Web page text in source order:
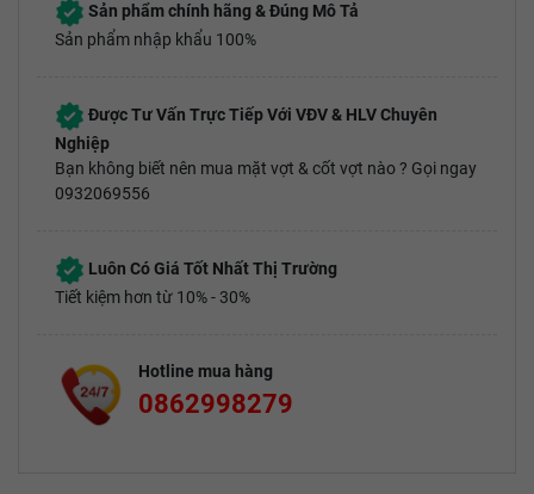
Sản phẩm chính hãng & Đúng Mô Tả
Sản phẩm nhập khẩu 100%
Được Tư Vấn Trực Tiếp Với VĐV & HLV Chuyên
Nghiệp
Bạn không biết nên mua mặt vợt & cốt vợt nào ? Gọi ngay
0932069556
Luôn Có Giá Tốt Nhất Thị Trường
Tiết kiệm hơn từ 10% - 30%
Hotline mua hàng
0862998279